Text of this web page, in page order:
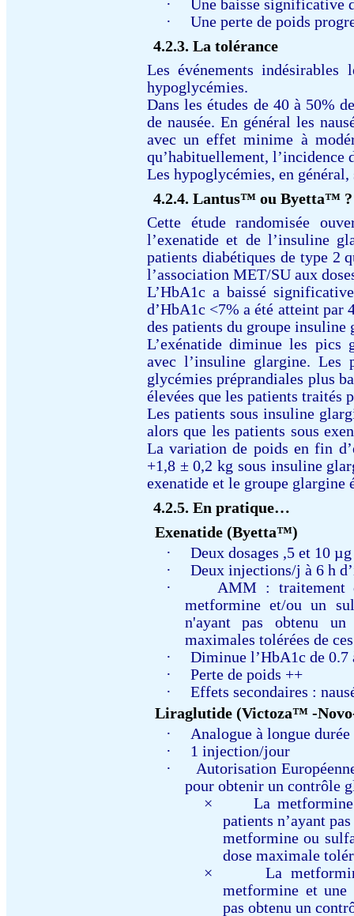
·
Une baisse significative
·
Une perte de poids
4.2.3. La tolérance
Les événements indésirables
hypoglycémies.
Dans les études de 40 à 50%
de nausée. En général les
avec un effet minime à
qu’habituellement, l’incidence
Les hypoglycémies, en général,
4.2.4. Lantus™ ou Byetta™ ?
Cette étude randomisée
l’exenatide et de l’insuline
patients diabétiques de type 2
l’association MET/SU aux
L’HbA1c a baissé
d’HbA1c <7% a été atteint par
des patients du groupe
L’exénatide diminue les pics
avec l’insuline glargine. Les
glycémies préprandiales plus
élevées que les patients traités
Les patients sous insuline
alors que les patients sous
La variation de poids en fin
+1,8 ± 0,2 kg sous insuline
exenatide et le groupe glargine
4.2.5. En pratique…
Exenatide (Byetta™)
·
Deux dosages ,5 et 10
·
Deux injections/j à 6 h
·
AMM : t
metformine et/ou un
n'ayant pas obtenu un
maximales tolérées de
·
Diminue l’HbA1c de 0.7
·
Perte de poids ++
·
Effets secondaires :
Liraglutide(Victoza™ -
·
Analogue à longue durée
·
1 injection/jour
·
Autorisation
pour obtenir un contrôle
×
La
patients n’ayant
metformine ou
dose maximale
×
La
metformine et une
pas obtenu un